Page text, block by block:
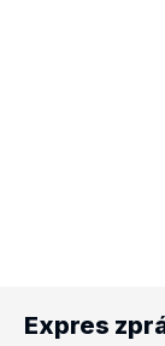
Expres